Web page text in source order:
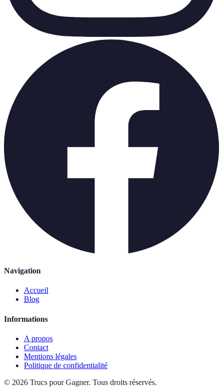
Navigation
Accueil
Blog
Informations
A propos
Contact
Mentions légales
Politique de confidentialité
© 2026 Trucs pour Gagner. Tous droits réservés.